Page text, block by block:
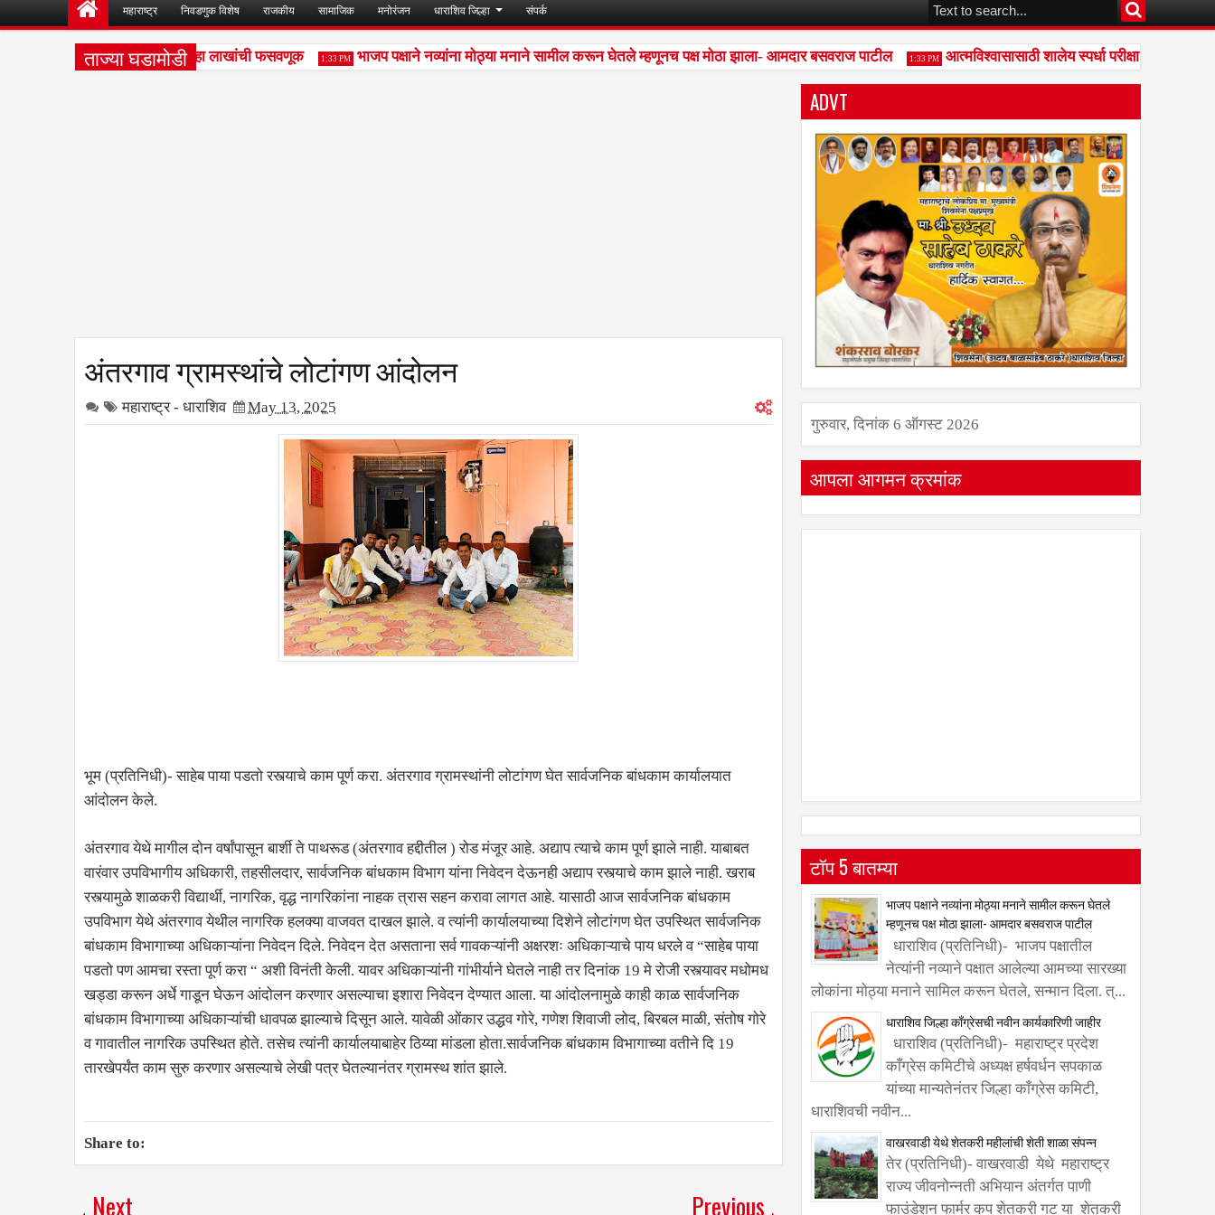
महाराष्ट्र निवडणुक विशेष राजकीय सामाजिक मनोरंजन धाराशिव जिल्हा संपर्क
ताज्या घडामोडी
खरेदी-विक्री व्यवहारातून साडेदहा लाखांची फसवणूक 1:33 PM भाजप पक्षाने नव्यांना मोठ्या मनाने सामील करून घेतले म्हणूनच पक्ष मोठा झाला- आमदार बसवराज पाटील 1:33 PM आत्मविश्वासासाठी शालेय स्पर्धा परीक्षा आवश्यक -
अंतरगाव ग्रामस्थांचे लोटांगण आंदोलन
महाराष्ट्र - धाराशिव May 13, 2025
भूम (प्रतिनिधी)- साहेब पाया पडतो रस्त्याचे काम पूर्ण करा. अंतरगाव ग्रामस्थांनी लोटांगण घेत सार्वजनिक बांधकाम कार्यालयात
आंदोलन केले.
अंतरगाव येथे मागील दोन वर्षांपासून बार्शी ते पाथरूड (अंतरगाव हद्दीतील ) रोड मंजूर आहे. अद्याप त्याचे काम पूर्ण झाले नाही. याबाबत
वारंवार उपविभागीय अधिकारी, तहसीलदार, सार्वजनिक बांधकाम विभाग यांना निवेदन देऊनही अद्याप रस्त्याचे काम झाले नाही. खराब
रस्त्यामुळे शाळकरी विद्यार्थी, नागरिक, वृद्ध नागरिकांना नाहक त्रास सहन करावा लागत आहे. यासाठी आज सार्वजनिक बांधकाम
उपविभाग येथे अंतरगाव येथील नागरिक हलक्या वाजवत दाखल झाले. व त्यांनी कार्यालयाच्या दिशेने लोटांगण घेत उपस्थित सार्वजनिक
बांधकाम विभागाच्या अधिकाऱ्यांना निवेदन दिले. निवेदन देत असताना सर्व गावकऱ्यांनी अक्षरशः अधिकाऱ्याचे पाय धरले व “साहेब पाया
पडतो पण आमचा रस्ता पूर्ण करा “ अशी विनंती केली. यावर अधिकाऱ्यांनी गांभीर्याने घेतले नाही तर दिनांक 19 मे रोजी रस्त्यावर मधोमध
खड्डा करून अर्धे गाडून घेऊन आंदोलन करणार असल्याचा इशारा निवेदन देण्यात आला. या आंदोलनामुळे काही काळ सार्वजनिक
बांधकाम विभागाच्या अधिकाऱ्यांची धावपळ झाल्याचे दिसून आले. यावेळी ओंकार उद्धव गोरे, गणेश शिवाजी लोद, बिरबल माळी, संतोष गोरे
व गावातील नागरिक उपस्थित होते. तसेच त्यांनी कार्यालयाबाहेर ठिय्या मांडला होता.सार्वजनिक बांधकाम विभागाच्या वतीने दि 19
तारखेपर्यंत काम सुरु करणार असल्याचे लेखी पत्र घेतल्यानंतर ग्रामस्थ शांत झाले.
Share to:
Next Previous
ADVT
गुरुवार, दिनांक 6 ऑगस्ट 2026
आपला आगमन क्रमांक
टॉप 5 बातम्या
भाजप पक्षाने नव्यांना मोठ्या मनाने सामील करून घेतले
म्हणूनच पक्ष मोठा झाला- आमदार बसवराज पाटील
धाराशिव (प्रतिनिधी)- भाजप पक्षातील
नेत्यांनी नव्याने पक्षात आलेल्या आमच्या सारख्या
लोकांना मोठ्या मनाने सामिल करून घेतले, सन्मान दिला. त्...
धाराशिव जिल्हा काँग्रेसची नवीन कार्यकारिणी जाहीर
धाराशिव (प्रतिनिधी)- महाराष्ट्र प्रदेश
काँग्रेस कमिटीचे अध्यक्ष हर्षवर्धन सपकाळ
यांच्या मान्यतेनंतर जिल्हा काँग्रेस कमिटी,
धाराशिवची नवीन...
वाखरवाडी येथे शेतकरी महीलांची शेती शाळा संपन्न
तेर (प्रतिनिधी)- वाखरवाडी येथे महाराष्ट्र
राज्य जीवनोन्नती अभियान अंतर्गत पाणी
फाउंडेशन फार्मर कप शेतकरी गट या शेतकरी